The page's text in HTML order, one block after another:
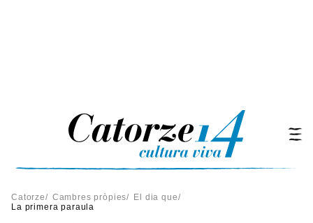
Catorze/ Cambres pròpies/ El dia que/
La primera paraula